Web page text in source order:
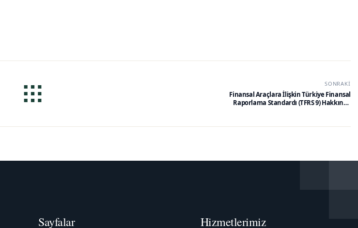
SONRAKI
Finansal Araçlara İlişkin Türkiye Finansal
Raporlama Standardı (TFRS 9) Hakkında
Sayfalar Hizmetlerimiz